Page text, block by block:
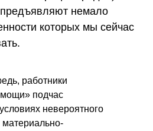
немало
которых мы сейчас
работники
подчас
невероятного
материально-